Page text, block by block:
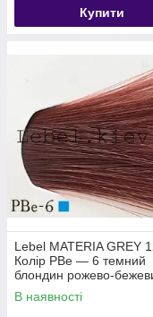
Купити
Lebel MATERIA GREY
Колір PBe — 6 темний
блондин рожево-
сивого волосся
В наявності